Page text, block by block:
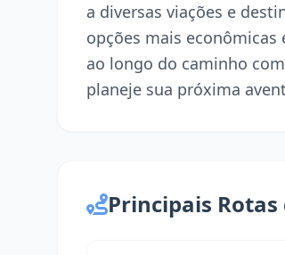
a diversas viações e
opções mais
ao longo do caminho
planeje sua próxima
Principais Rotas